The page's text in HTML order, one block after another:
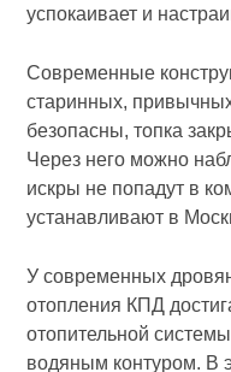
успокаивает и
Современные
старинных,
безопасны, топка
Через него можно
искры не попадут в
устанавливают в
У современных
отопления КПД
отопительной
водяным контуром. В